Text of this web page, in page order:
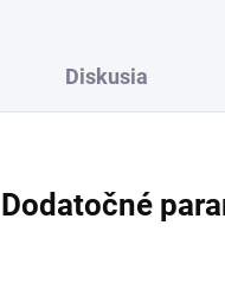
Diskusia
Dodatočné